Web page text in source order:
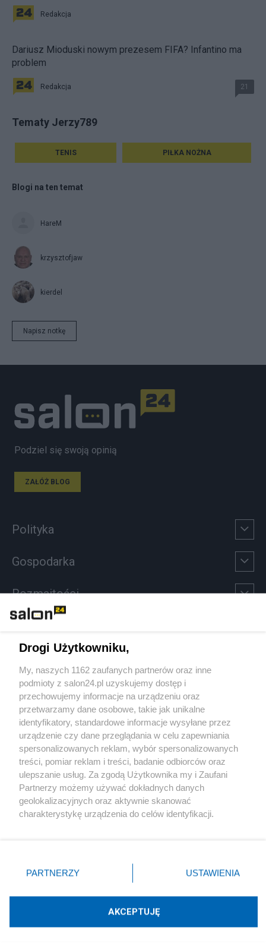
Redakcja
Dariusz Mioduski nowym prezesem FIFA? Infantino ma
problem
Redakcja 21
Tematy Jerzy789
TENIS PIŁKA NOŻNA
Blogi na ten temat
HareM
krzysztofjaw
kierdel
Napisz notkę
Podziel się swoją opinią
ZAŁÓŻ BLOG
Polityka
Gospodarka
Rozmaitości
Sport
Społeczeństwo
Kultura
X Facebook Instagram Youtube
Technologię dostarcza:W3media.pl
Drogi Użytkowniku,
My, naszych 1162 zaufanych partnerów oraz inne
podmioty z salon24.pl uzyskujemy dostęp i
przechowujemy informacje na urządzeniu oraz
przetwarzamy dane osobowe, takie jak unikalne
identyfikatory, standardowe informacje wysyłane przez
urządzenie czy dane przeglądania w celu zapewniania
spersonalizowanych reklam, wybór spersonalizowanych
treści, pomiar reklam i treści, badanie odbiorców oraz
ulepszanie usług. Za zgodą Użytkownika my i Zaufani
Partnerzy możemy używać dokładnych danych
geolokalizacyjnych oraz aktywnie skanować
charakterystykę urządzenia do celów identyfikacji.
zmienić/wycofać klikając przycisk ustawień prywatności
znajdujący się w lewym dolnym rogu strony
rodzaje przetwarzania danych nie wymagają zgody
użytkownika, ale masz prawo sprzeciwić się takiemu
przetwarzaniu. Preferencje będą miały zastosowania tylko
PARTNERZY USTAWIENIA
AKCEPTUJĘ